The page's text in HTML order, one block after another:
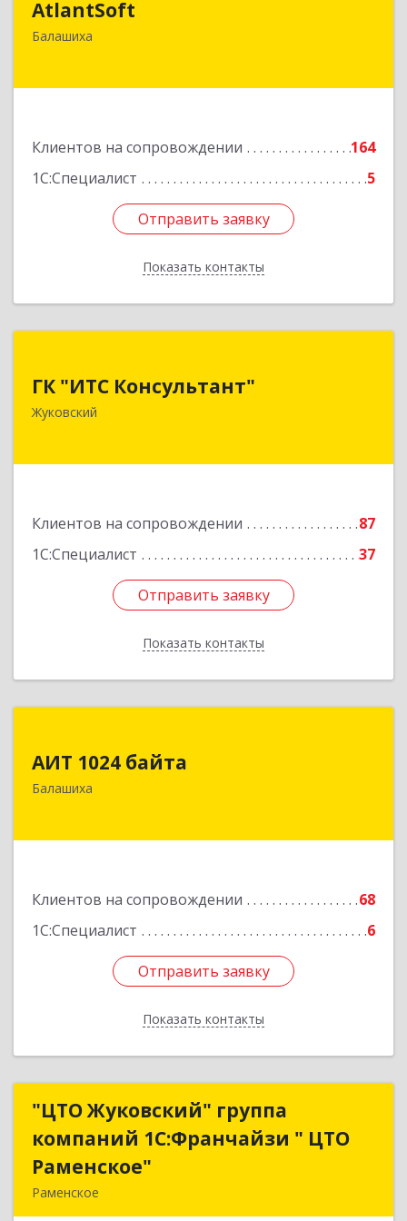
AtlantSoft
Балашиха
Клиентов на сопровождении
164
1С:Специалист
5
Отправить заявку
Показать контакты
Подробнее
Отправить заявку
Назад
ГК "ИТС Консультант"
Жуковский
Клиентов на сопровождении
87
1С:Специалист
37
Отправить заявку
Показать контакты
140181, Московская обл, Жуковский г,
Ломоносова ул, дом № 29А, этаж 2, пом.3
Подробнее
Отправить заявку
Назад
АИТ 1024 байта
Балашиха
Клиентов на сопровождении
68
1С:Специалист
6
Отправить заявку
Показать контакты
Подробнее
Отправить заявку
Назад
"ЦТО Жуковский" группа
компаний 1С:Франчайзи " ЦТО
Раменское"
Раменское
"ЦТО Жуковский" группа
компаний 1С:Франчайзи " ЦТО